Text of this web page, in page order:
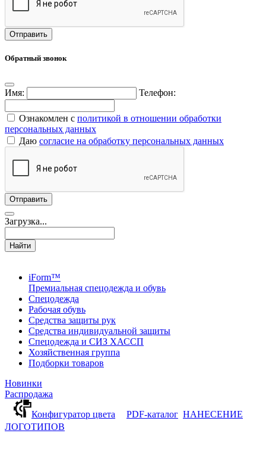
Обратный звонок
Имя: Телефон:
Ознакомлен с политикой в отношении обработки
персональных данных
Даю согласие на обработку персональных данных
Загрузка...
Найти
iForm™
Премиальная спецодежда и обувь
Спецодежда
Рабочая обувь
Средства защиты рук
Средства индивидуальной защиты
Спецодежда и СИЗ ХАССП
Хозяйственная группа
Подборки товаров
Новинки
Распродажа
Конфигуратор цвета
PDF-каталог НАНЕСЕНИЕ
ЛОГОТИПОВ